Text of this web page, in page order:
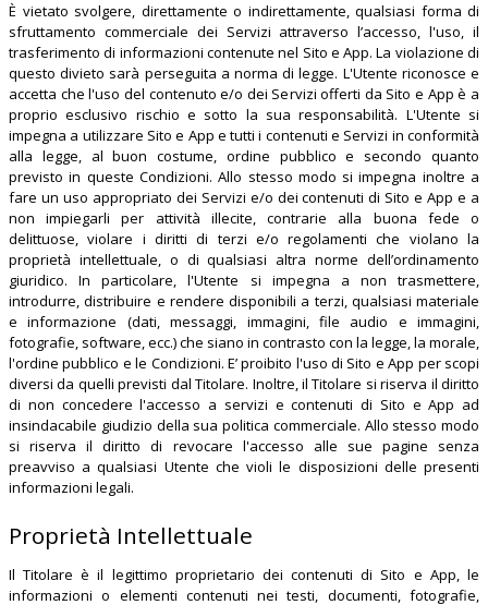
È vietato svolgere, direttamente o indirettamente, qualsiasi forma di
sfruttamento commerciale dei Servizi attraverso l’accesso, l'uso, il
trasferimento di informazioni contenute nel Sito e App. La violazione di
questo divieto sarà perseguita a norma di legge. L'Utente riconosce e
accetta che l'uso del contenuto e/o dei Servizi offerti da Sito e App è a
proprio esclusivo rischio e sotto la sua responsabilità. L'Utente si
impegna a utilizzare Sito e App e tutti i contenuti e Servizi in conformità
alla legge, al buon costume, ordine pubblico e secondo quanto
previsto in queste Condizioni. Allo stesso modo si impegna inoltre a
fare un uso appropriato dei Servizi e/o dei contenuti di Sito e App e a
non impiegarli per attività illecite, contrarie alla buona fede o
delittuose, violare i diritti di terzi e/o regolamenti che violano la
proprietà intellettuale, o di qualsiasi altra norme dell’ordinamento
giuridico. In particolare, l'Utente si impegna a non trasmettere,
introdurre, distribuire e rendere disponibili a terzi, qualsiasi materiale
e informazione (dati, messaggi, immagini, file audio e immagini,
fotografie, software, ecc.) che siano in contrasto con la legge, la morale,
l'ordine pubblico e le Condizioni. E’ proibito l'uso di Sito e App per scopi
diversi da quelli previsti dal Titolare. Inoltre, il Titolare si riserva il diritto
di non concedere l'accesso a servizi e contenuti di Sito e App ad
insindacabile giudizio della sua politica commerciale. Allo stesso modo
si riserva il diritto di revocare l'accesso alle sue pagine senza
preavviso a qualsiasi Utente che violi le disposizioni delle presenti
informazioni legali.
Proprietà Intellettuale
Il Titolare è il legittimo proprietario dei contenuti di Sito e App, le
informazioni o elementi contenuti nei testi, documenti, fotografie,